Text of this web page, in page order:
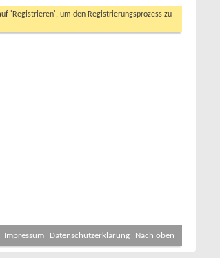
'Registrieren', um den Registrierungsprozess zu
Impressum Datenschutzerklärung Nach oben